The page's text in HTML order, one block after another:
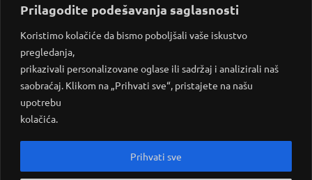
Prilagodite podešavanja saglasnosti
Koristimo kolačiće da bismo poboljšali vaše iskustvo
pregledanja,
prikazivali personalizovane oglase ili sadržaj i analizirali naš
saobraćaj. Klikom na „Prihvati sve“, pristajete na našu
upotrebu
kolačića.
Prihvati sve
2
3 4 5 6 7
9
10
16
17 18 19 20
23
30